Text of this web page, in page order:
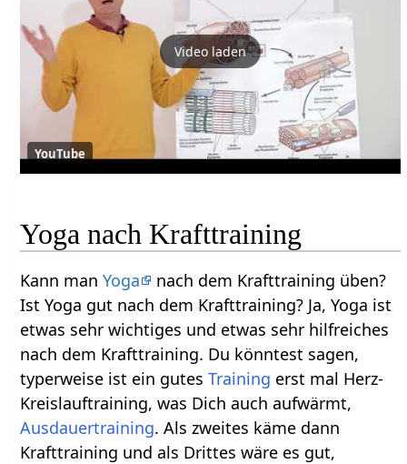
Video laden
YouTube
Yoga nach Krafttraining
Kann manYoga
nach dem Krafttraining üben?
Ist Yoga gut nach dem Krafttraining? Ja, Yoga ist
etwas sehr wichtiges und etwas sehr hilfreiches
nach dem Krafttraining. Du könntest sagen,
typerweise ist ein gutesTraining erst mal Herz-
Kreislauftraining, was Dich auch aufwärmt,
Ausdauertraining. Als zweites käme dann
Krafttraining und als Drittes wäre es gut,